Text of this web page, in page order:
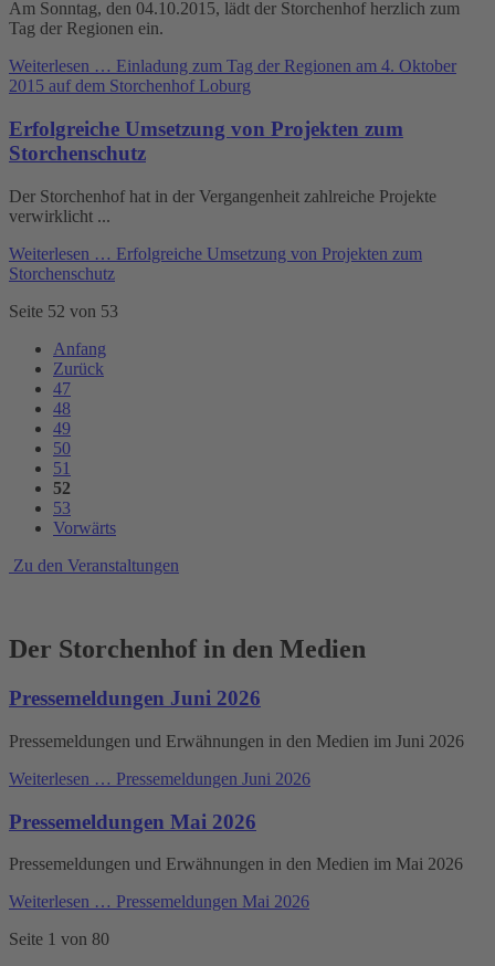
Am Sonntag, den 04.10.2015, lädt der Storchenhof herzlich zum
Tag der Regionen ein.
Weiterlesen … Einladung zum Tag der Regionen am 4. Oktober
2015 auf dem Storchenhof Loburg
Erfolgreiche Umsetzung von Projekten zum
Storchenschutz
Der Storchenhof hat in der Vergangenheit zahlreiche Projekte
verwirklicht ...
Weiterlesen … Erfolgreiche Umsetzung von Projekten zum
Storchenschutz
Seite 52 von 53
Anfang
Zurück
47
48
49
50
51
52
53
Vorwärts
Zu den Veranstaltungen
Der Storchenhof in den Medien
Pressemeldungen Juni 2026
Pressemeldungen und Erwähnungen in den Medien im Juni 2026
Weiterlesen … Pressemeldungen Juni 2026
Pressemeldungen Mai 2026
Pressemeldungen und Erwähnungen in den Medien im Mai 2026
Weiterlesen … Pressemeldungen Mai 2026
Seite 1 von 80